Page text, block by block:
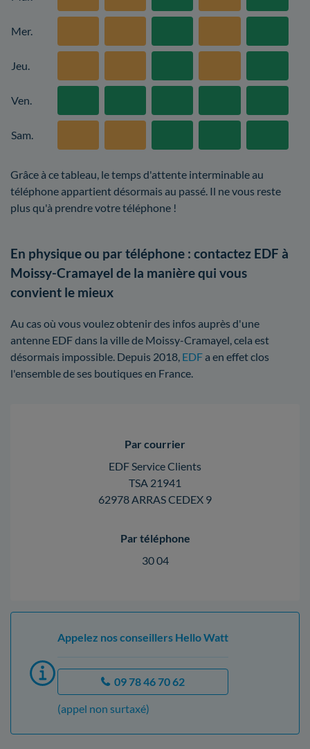
Mer.
Jeu.
Ven.
Sam.
Grâce à ce tableau, le temps d'attente interminable au
téléphone appartient désormais au passé. Il ne vous reste
plus qu'à prendre votre téléphone !
En physique ou par téléphone : contactez EDF à
Moissy-Cramayel de la manière qui vous
convient le mieux
Au cas où vous voulez obtenir des infos auprès d'une
antenne EDF dans la ville de Moissy-Cramayel, cela est
désormais impossible. Depuis 2018, EDFa en effet clos
l'ensemble de ses boutiques en France.
Par courrier
EDF Service Clients
TSA 21941
62978 ARRAS CEDEX 9
Par téléphone
30 04
Appelez nos conseillers Hello Watt
09 78 46 70 62
(appel non surtaxé)